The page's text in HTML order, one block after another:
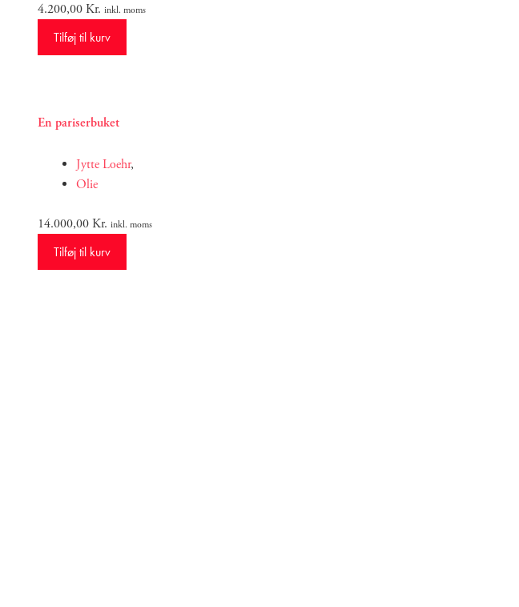
4.200,00Kr. inkl. moms
Tilføj til kurv
En pariserbuket
Jytte Loehr,
Olie
14.000,00Kr. inkl. moms
Tilføj til kurv